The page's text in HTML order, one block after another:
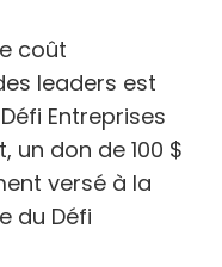
coût
leaders est
Entreprises
un don de 100 $
versé à la
du Défi